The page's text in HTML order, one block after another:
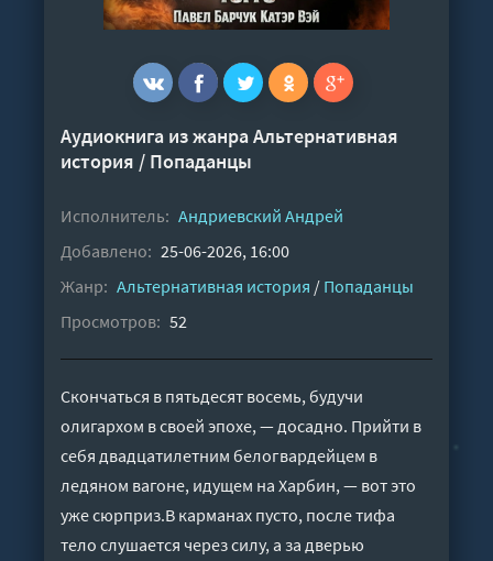
Аудиокнига из жанраАльтернативная
история / Попаданцы
Исполнитель: Андриевский Андрей
Добавлено: 25-06-2026, 16:00
Жанр: Альтернативная история / Попаданцы
Просмотров: 52
Скончаться в пятьдесят восемь, будучи
олигархом в своей эпохе, — досадно. Прийти в
себя двадцатилетним белогвардейцем в
ледяном вагоне, идущем на Харбин, — вот это
уже сюрприз.В карманах пусто, после тифа
тело слушается через силу, а за дверью